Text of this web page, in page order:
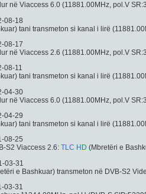
në Viaccess 6.0 (11881.00MHz, pol.V
08-18
tani transmeton si kanal i lirë
08-17
në Viaccess 2.6 (11881.00MHz, pol.V
08-11
tani transmeton si kanal i lirë
04-30
në Viaccess 6.0 (11881.00MHz, pol.V
04-29
tani transmeton si kanal i lirë
08-25
S2 Viaccess 2.6: TLC HD (Mbretëri e
03-31
e Bashkuar) transmeton në DVB-S2
03-31